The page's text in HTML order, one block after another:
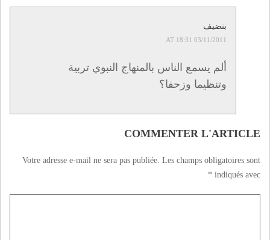
بنضيف
03/11/2011 AT 18:31
ألم يسمع الناس بالمنهاج النبوي تربية
وتنظيما وزحفا؟
COMMENTER L'ARTICLE
Votre adresse e-mail ne sera pas publiée. Les champs obligatoires sont
indiqués avec
*